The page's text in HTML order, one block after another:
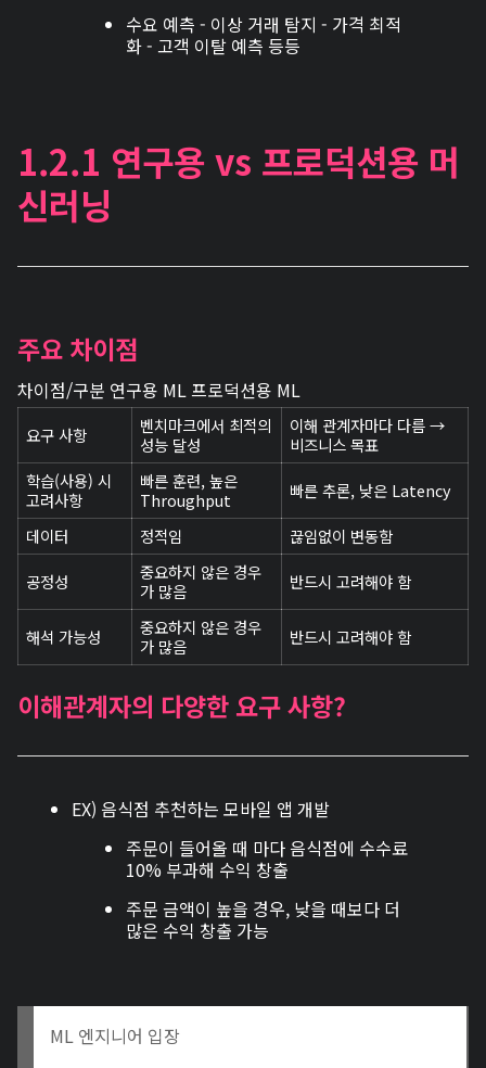
수요 예측 - 이상 거래 탐지 - 가격 최적
화 - 고객 이탈 예측 등등
1.2.1 연구용 vs 프로덕션용 머
신러닝
주요 차이점
차이점/구분 연구용 ML 프로덕션용 ML
요구 사항
벤치마크에서 최적의
성능 달성
이해 관계자마다 다름 →
비즈니스 목표
학습(사용) 시
고려사항
빠른 훈련, 높은
Throughput
빠른 추론, 낮은 Latency
데이터
정적임
끊임없이 변동함
공정성
중요하지 않은 경우
가 많음
반드시 고려해야 함
해석 가능성
중요하지 않은 경우
가 많음
반드시 고려해야 함
이해관계자의 다양한 요구 사항?
EX) 음식점 추천하는 모바일 앱 개발
주문이 들어올 때 마다 음식점에 수수료
10% 부과해 수익 창출
주문 금액이 높을 경우, 낮을 때보다 더
많은 수익 창출 가능
ML 엔지니어 입장